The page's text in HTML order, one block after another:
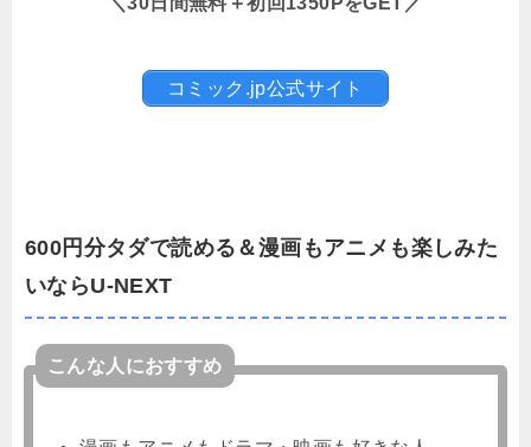
コミック.jp公式サイト
600円分タダで読める＆漫画もアニメも楽しみた
いならU-NEXT
こんな人におすすめ